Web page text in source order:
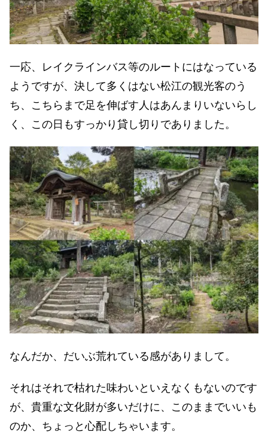
一応、レイクラインバス等のルートにはなっている
ようですが、決して多くはない松江の観光客のう
ち、こちらまで足を伸ばす人はあんまりいないらし
く、この日もすっかり貸し切りでありました。
なんだか、だいぶ荒れている感がありまして。
それはそれで枯れた味わいといえなくもないのです
が、貴重な文化財が多いだけに、このままでいいも
のか、ちょっと心配しちゃいます。